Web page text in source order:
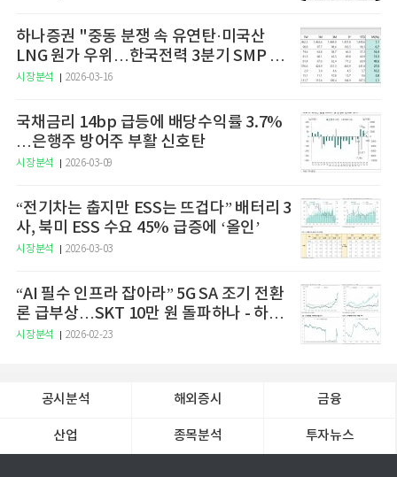
하나증권 "중동 분쟁 속 유연탄·미국산
LNG 원가 우위…한국전력 3분기 SMP 상
승 전망"
시장분석 2026-03-16
국채금리 14bp 급등에 배당수익률 3.7%
…은행주 방어주 부활 신호탄
시장분석 2026-03-09
“전기차는 춥지만 ESS는 뜨겁다” 배터리 3
사, 북미 ESS 수요 45% 급증에 ‘올인’
시장분석 2026-03-03
“AI 필수 인프라 잡아라” 5G SA 조기 전환
론 급부상…SKT 10만 원 돌파하나 - 하나
증권
시장분석 2026-02-23
공시분석 해외증시 금융
산업 종목분석 투자뉴스